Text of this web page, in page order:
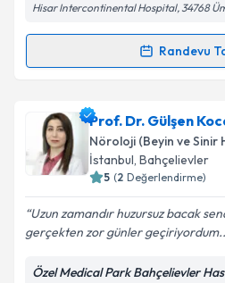
Hisar Intercontinental Hospital, 34768
Randevu
Randevu Takvimi Talebi
Uzm. Dr. Gülümser Kızıltaş
takvimi talebi oluşturun. Size
almanız için bir takvim
bilgilendireceğiz.
E-posta Adresiniz
Prof. Dr. Gülşen
Nöroloji (Beyin ve Sinir
İstanbul, Bahçelievler
5 (2 Değerlendirme)
Uzun zamandır huzursuz bacak
gerçekten zor günler
Özel Medical Park Bahçelievler